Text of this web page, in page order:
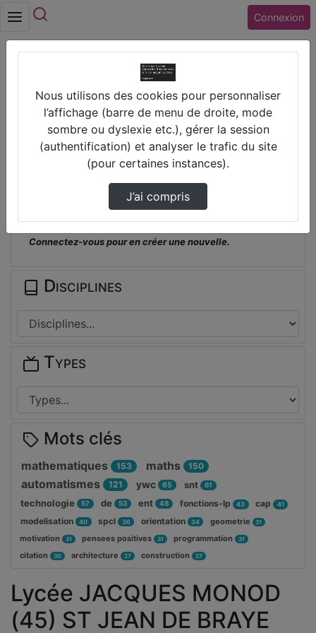
Connexion
Lycée JACQUES MONOD (45) ST JEAN DE
BRAYE
Avertisseur De Lumière Allumée
Lycée JACQUES MONOD
(45) ST JEAN DE BRAYE
Prendre des notes
Il n'y a pas de note disponible pour vous pour cette vidéo.
Connectez-vous pour en créer une nouvelle.
Disciplines
Types
Mots clés
mathematiques 153 maths 150
automatismes 121 ywc 65 snt 61
technologie 57 de 53 ent 48 fonctions-lp 43 cap 41
modelisation 40 spcl 36 orientation 34 geometrie 31
motivation 31 pensees positives 31 programmation 31
citation 30 architecture 27 construction 27
Nous utilisons des cookies pour personnaliser
l’affichage (barre de menu de droite, mode
sombre ou dyslexie etc.), gérer la session
(authentification) et analyser le trafic du site
(pour certaines instances).
J’ai compris